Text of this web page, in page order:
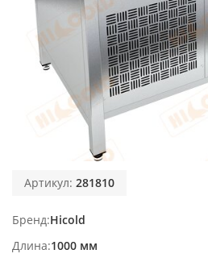
Артикул: 281810
Бренд Hicold
Длина 1000 мм